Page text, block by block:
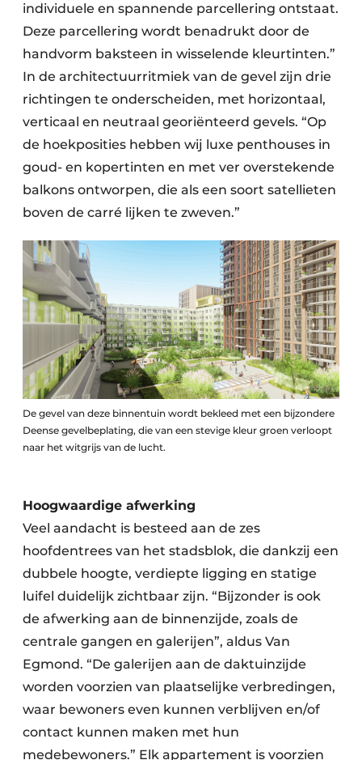
individuele en spannende parcellering ontstaat.
Deze parcellering wordt benadrukt door de
handvorm baksteen in wisselende kleurtinten.”
In de architectuurritmiek van de gevel zijn drie
richtingen te onderscheiden, met horizontaal,
verticaal en neutraal georiënteerd gevels. “Op
de hoekposities hebben wij luxe penthouses in
goud- en kopertinten en met ver overstekende
balkons ontworpen, die als een soort satellieten
boven de carré lijken te zweven.”
De gevel van deze binnentuin wordt bekleed met een bijzondere
Deense gevelbeplating, die van een stevige kleur groen verloopt
naar het witgrijs van de lucht.
Hoogwaardige afwerking
Veel aandacht is besteed aan de zes
hoofdentrees van het stadsblok, die dankzij een
dubbele hoogte, verdiepte ligging en statige
luifel duidelijk zichtbaar zijn. “Bijzonder is ook
de afwerking aan de binnenzijde, zoals de
centrale gangen en galerijen”, aldus Van
Egmond. “De galerijen aan de daktuinzijde
worden voorzien van plaatselijke verbredingen,
waar bewoners even kunnen verblijven en/of
contact kunnen maken met hun
medebewoners.” Elk appartement is voorzien